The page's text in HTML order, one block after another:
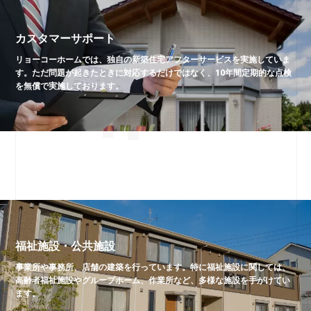
カスタマーサポート
リョーコーホームでは、独自の新築住宅アフターサービスを実施していま
す。ただ問題が起きたときに対応するだけではなく、10年間定期的な点検
を無償で実施しております。
福祉施設・公共施設
事業所や事務所、店舗の建築を行っています。特に福祉施設に関しては、
高齢者福祉施設やグループホーム、作業所など、多様な施設を手がけてい
ます。